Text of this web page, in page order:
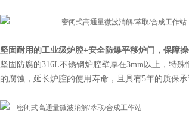
坚固耐用的工业级炉腔+安全防爆平移炉门，保障
坚固防腐的316L不锈钢炉腔壁厚在3mm以上，特
的腐蚀，延长炉腔的使用寿命，且具有5年的质保